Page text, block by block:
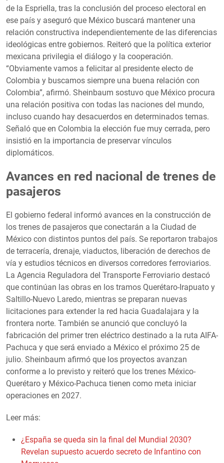
de la Espriella, tras la conclusión del proceso electoral en
ese país y aseguró que México buscará mantener una
relación constructiva independientemente de las diferencias
ideológicas entre gobiernos. Reiteró que la política exterior
mexicana privilegia el diálogo y la cooperación.
“Obviamente vamos a felicitar al presidente electo de
Colombia y buscamos siempre una buena relación con
Colombia”, afirmó. Sheinbaum sostuvo que México procura
una relación positiva con todas las naciones del mundo,
incluso cuando hay desacuerdos en determinados temas.
Señaló que en Colombia la elección fue muy cerrada, pero
insistió en la importancia de preservar vínculos
diplomáticos.
Avances en red nacional de trenes de
pasajeros
El gobierno federal informó avances en la construcción de
los trenes de pasajeros que conectarán a la Ciudad de
México con distintos puntos del país. Se reportaron trabajos
de terracería, drenaje, viaductos, liberación de derechos de
vía y estudios técnicos en diversos corredores ferroviarios.
La Agencia Reguladora del Transporte Ferroviario destacó
que continúan las obras en los tramos Querétaro-Irapuato y
Saltillo-Nuevo Laredo, mientras se preparan nuevas
licitaciones para extender la red hacia Guadalajara y la
frontera norte. También se anunció que concluyó la
fabricación del primer tren eléctrico destinado a la ruta AIFA-
Pachuca y que será enviado a México el próximo 25 de
julio. Sheinbaum afirmó que los proyectos avanzan
conforme a lo previsto y reiteró que los trenes México-
Querétaro y México-Pachuca tienen como meta iniciar
operaciones en 2027.
Leer más:
¿España se queda sin la final del Mundial 2030?
Revelan supuesto acuerdo secreto de Infantino con